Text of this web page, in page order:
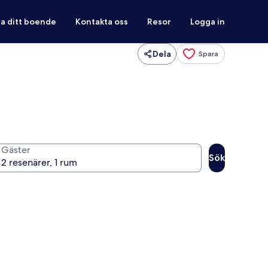
ditt boende Kontakta oss Resor Logga in
Dela Spara
Gäster
Sök